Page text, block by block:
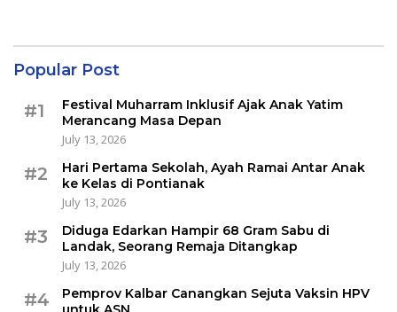
Popular Post
#1
Festival Muharram Inklusif Ajak Anak Yatim
Merancang Masa Depan
July 13, 2026
#2
Hari Pertama Sekolah, Ayah Ramai Antar Anak
ke Kelas di Pontianak
July 13, 2026
#3
Diduga Edarkan Hampir 68 Gram Sabu di
Landak, Seorang Remaja Ditangkap
July 13, 2026
#4
Pemprov Kalbar Canangkan Sejuta Vaksin HPV